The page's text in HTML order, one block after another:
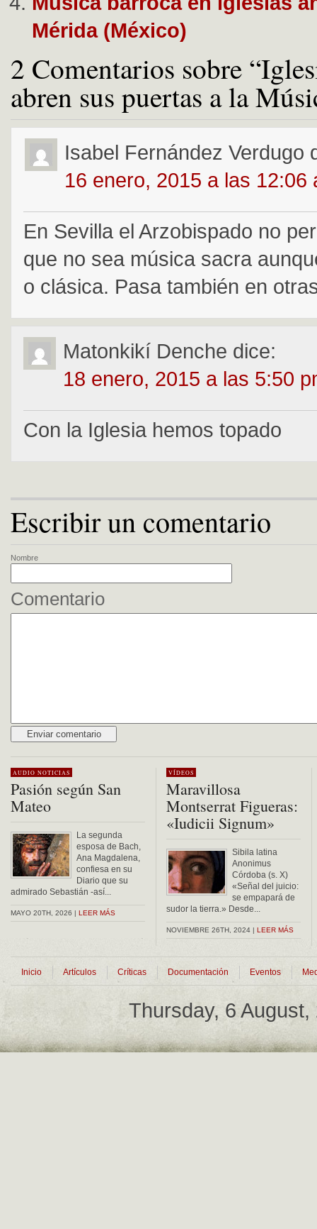
Mérida (México)
2 Comentarios sobre
abren sus puertas a la
Isabel Fernández Verdugo
16 enero, 2015 a las 12:06
En Sevilla el Arzobispado no
que no sea música sacra
o clásica. Pasa también en
Matonkikí Denche dice:
18 enero, 2015 a las 5:50
Con la Iglesia hemos topado
Escribir un comentario
Nombre
Comentario
AUDIO NOTICIAS
Pasión según San
Mateo
La segunda
esposa de Bach,
Ana Magdalena,
confiesa en su
Diario que su
admirado Sebastián -así...
MAYO 20TH, 2026 | LEER MÁS
VÍDEOS
Maravillosa
Montserrat Figueras:
«Iudicii Signum»
Sibila latina
Anonimus
Córdoba (s. X)
«Señal del juicio:
se empapará de
sudor la tierra.» Desde...
NOVIEMBRE 26TH, 2024 | LEER MÁS
Inicio Artículos Críticas Documentación Eventos
Thursday, 6